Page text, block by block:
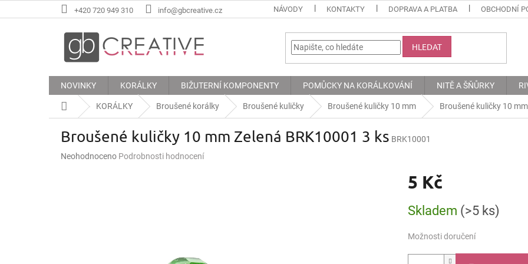
na
+420 720 949 310 info@gbcreative.cz NÁVODY KONTAKTY DOPRAVA A PLATBA OBCHODNÍ
HLEDAT
NOVINKY KORÁLKY BIŽUTERNÍ KOMPONENTY POMŮCKY NA KORÁLKOVÁNÍ NITĚ A ŠŇŮRKY
Domů KORÁLKY Broušené korálky Broušené kuličky Broušené kuličky 10 mm Broušené kuličky 10
Broušené kuličky 10 mm Zelená BRK10001 3 ks BRK10001
Průměrné
Neohodnoceno Podrobnosti hodnocení
5 Kč
cena:
Skladem (>5 ks)
Možnosti doručení